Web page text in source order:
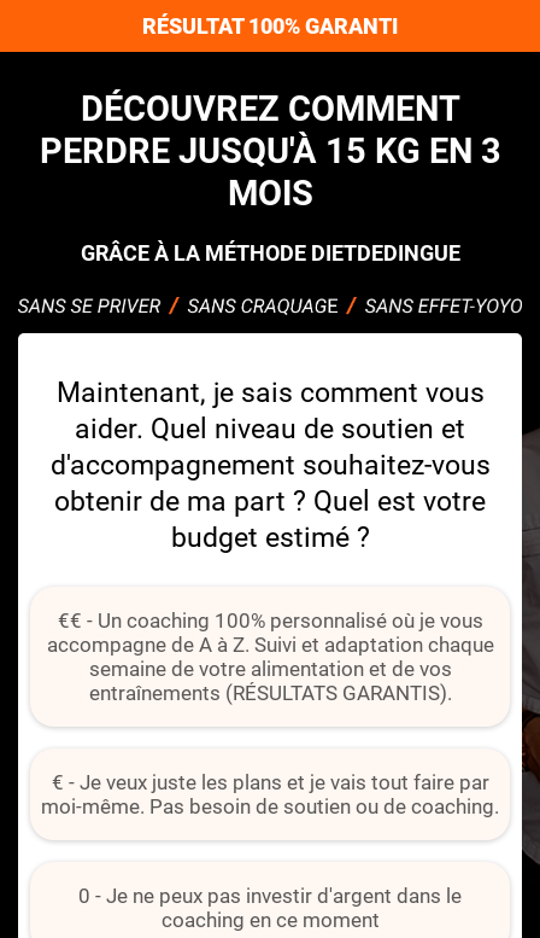
RÉSULTAT 100% GARANTI
DÉCOUVREZ COMMENT
PERDRE JUSQU'À 15 KG EN 3
MOIS
GRÂCE À LA MÉTHODE DIETDEDINGUE
Maintenant, je sais comment vous
aider. Quel niveau de soutien et
d'accompagnement souhaitez-vous
obtenir de ma part ? Quel est votre
budget estimé ?
€€ - Un coaching 100% personnalisé où je vous
accompagne de A à Z. Suivi et adaptation chaque
semaine de votre alimentation et de vos
entraînements (RÉSULTATS GARANTIS).
€ - Je veux juste les plans et je vais tout faire par
moi-même. Pas besoin de soutien ou de coaching.
0 - Je ne peux pas investir d'argent dans le
coaching en ce moment